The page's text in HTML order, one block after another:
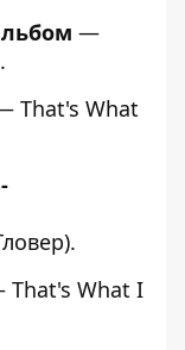
—
That's What
What I